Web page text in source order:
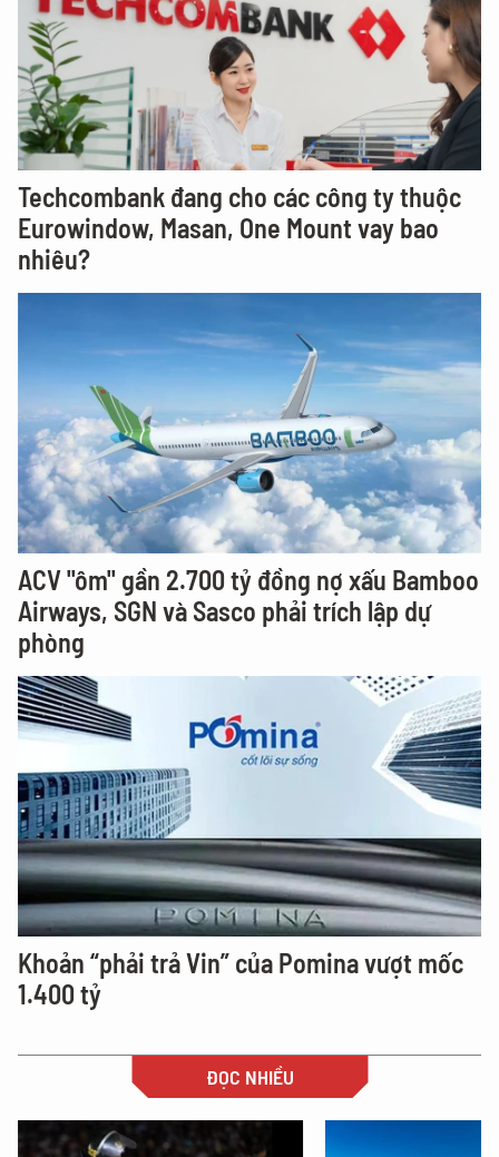
Techcombank đang cho các công ty thuộc
Eurowindow, Masan, One Mount vay bao
nhiêu?
ACV "ôm" gần 2.700 tỷ đồng nợ xấu Bamboo
Airways, SGN và Sasco phải trích lập dự
phòng
Khoản “phải trả Vin” của Pomina vượt mốc
1.400 tỷ
ĐỌC NHIỀU